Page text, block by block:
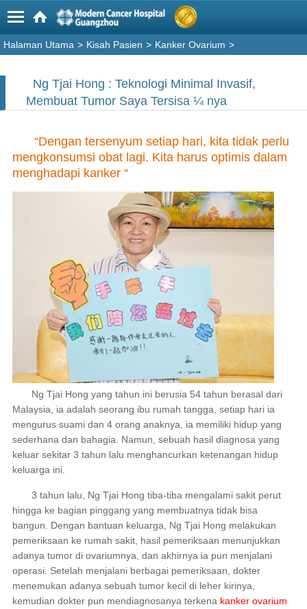
Halaman Utama > Kisah Pasien > Kanker Ovarium >
Ng Tjai Hong : Teknologi Minimal Invasif,
Membuat Tumor Saya Tersisa ¼ nya
“Dengan tersenyum setiap hari, kita tidak perlu
mengkonsumsi obat lagi. Kita harus optimis dalam
menghadapi kanker “
Ng Tjai Hong yang tahun ini berusia 54 tahun berasal dari
Malaysia, ia adalah seorang ibu rumah tangga, setiap hari ia
mengurus suami dan 4 orang anaknya, ia memiliki hidup yang
sederhana dan bahagia. Namun, sebuah hasil diagnosa yang
keluar sekitar 3 tahun lalu menghancurkan ketenangan hidup
keluarga ini.
3 tahun lalu, Ng Tjai Hong tiba-tiba mengalami sakit perut
hingga ke bagian pinggang yang membuatnya tidak bisa
bangun. Dengan bantuan keluarga, Ng Tjai Hong melakukan
pemeriksaan ke rumah sakit, hasil pemeriksaan menunjukkan
adanya tumor di ovariumnya, dan akhirnya ia pun menjalani
operasi. Setelah menjalani berbagai pemeriksaan, dokter
menemukan adanya sebuah tumor kecil di leher kirinya,
kemudian dokter pun mendiagnosanya terkena kanker ovarium